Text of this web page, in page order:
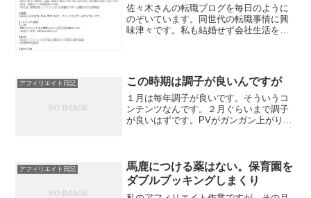
佐々木さんの転職ブログを毎日のように
のぞいています。同世代の転職事情に興
味津々です。私も結婚せず会社生活を続
ます。さて、佐々木さんが...
アフィリエイト日記 この時期は調子が良いんですが
１月は毎年調子が良いです。そういうコ
ンテンツなんです。２月ぐらいまで調子
が良いはずです。PVがガンガン上がり、
（←とか報酬に精神状態...
アフィリエイト日記
馬鹿につける薬はない。保育園を
ダブルブッキングしまくり